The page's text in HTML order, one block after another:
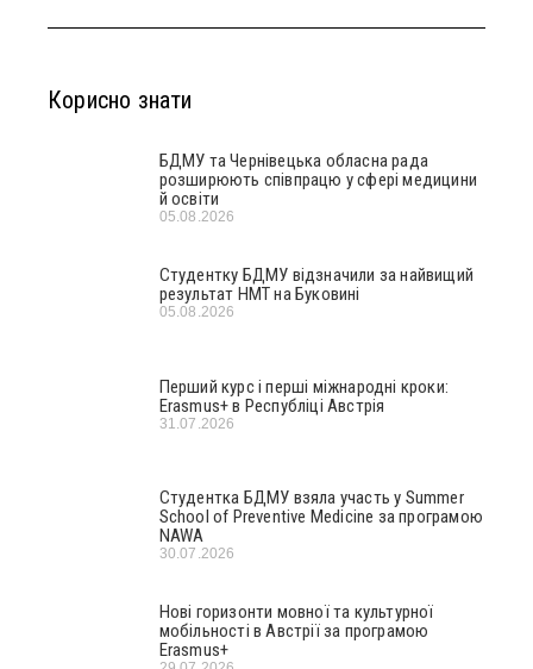
Корисно знати
БДМУ та Чернівецька обласна рада
розширюють співпрацю у сфері медицини
й освіти
05.08.2026
Студентку БДМУ відзначили за найвищий
результат НМТ на Буковині
05.08.2026
Перший курс і перші міжнародні кроки:
Erasmus+ в Республіці Австрія
31.07.2026
Студентка БДМУ взяла участь у Summer
School of Preventive Medicine за програмою
NAWA
30.07.2026
Нові горизонти мовної та культурної
мобільності в Австрії за програмою
Erasmus+